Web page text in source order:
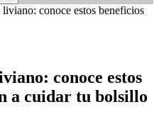
liviano: conoce estos beneficios
conoce estos
a cuidar tu bolsillo